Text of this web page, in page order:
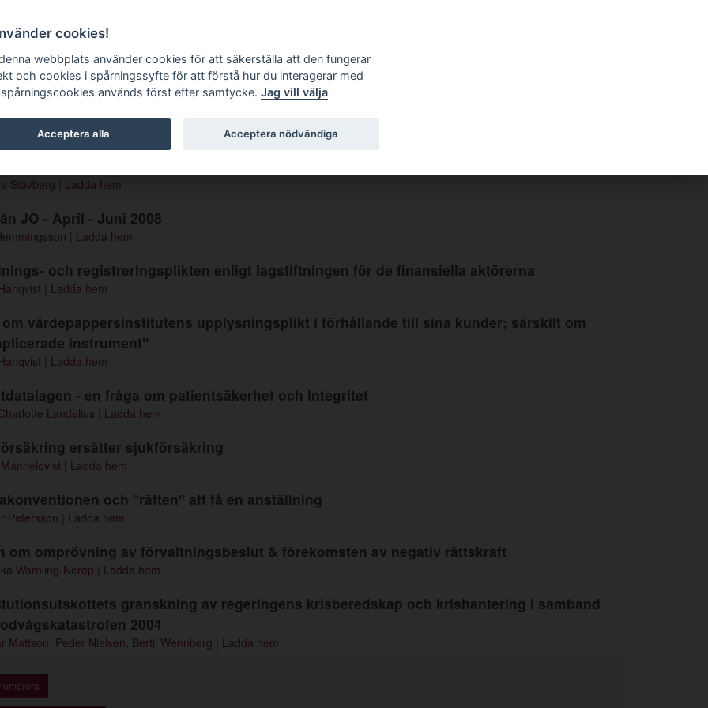
tidskrift
2008 3
Stävberg Ladda hem
JO - April - Juni 2008
Ladda hem
och registreringsplikten enligt lagstiftningen för de finansiella aktörerna
Ladda hem
om värdepappersinstitutens upplysningsplikt i förhållande till sina kunder; särskilt om
instrument"
Ladda hem
- en fråga om patientsäkerhet och integritet
Landelius Ladda hem
ersätter sjukförsäkring
Ladda hem
och "rätten" att få en anställning
Petersson Ladda hem
om omprövning av förvaltningsbeslut & förekomsten av negativ rättskraft
Warnling-Nerep Ladda hem
granskning av regeringens krisberedskap och krishantering i samband
2004
Mattson, Peder Nielsen, Bertil Wennberg Ladda hem
cookies!
webbplats använder cookies för att säkerställa att den fungerar
och cookies i spårningssyfte för att förstå hur du interagerar med
används först efter samtycke. Jag vill välja
Acceptera alla Acceptera nödvändiga